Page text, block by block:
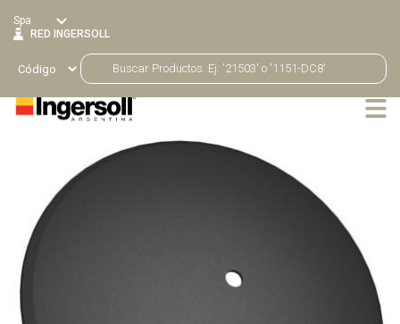
Spa
RED INGERSOLL
Productos Volver